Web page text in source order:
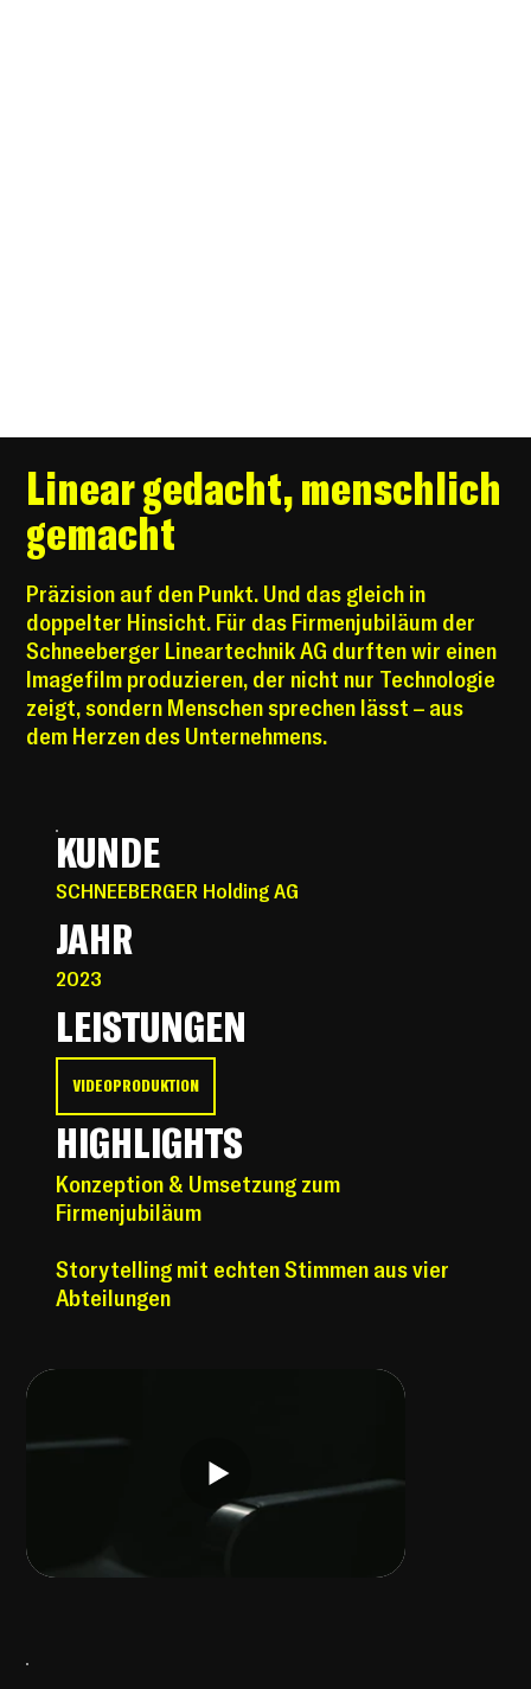
Linear gedacht, menschlich
gemacht
Präzision auf den Punkt. Und das gleich in
doppelter Hinsicht. Für das Firmenjubiläum der
Schneeberger Lineartechnik AG durften wir einen
Imagefilm produzieren, der nicht nur Technologie
zeigt, sondern Menschen sprechen lässt – aus
dem Herzen des Unternehmens.
KUNDE
SCHNEEBERGER Holding AG
JAHR
2023
LEISTUNGEN
VIDEOPRODUKTION
HIGHLIGHTS
Konzeption & Umsetzung zum
Firmenjubiläum
Storytelling mit echten Stimmen aus vier
Abteilungen